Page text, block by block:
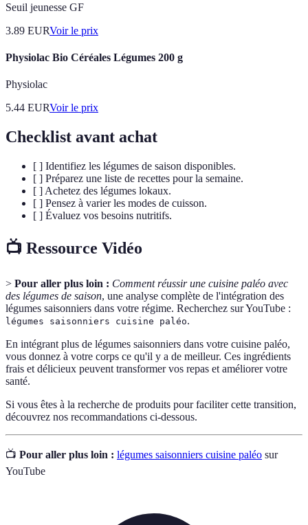
Seuil jeunesse GF
3.89 EURVoir le prix
Physiolac Bio Céréales Légumes 200 g
Physiolac
5.44 EURVoir le prix
Checklist avant achat
[ ] Identifiez les légumes de saison disponibles.
[ ] Préparez une liste de recettes pour la semaine.
[ ] Achetez des légumes lokaux.
[ ] Pensez à varier les modes de cuisson.
[ ] Évaluez vos besoins nutritifs.
📺 Ressource Vidéo
> Pour aller plus loin : Comment réussir une cuisine paléo avec
des légumes de saison, une analyse complète de l'intégration des
légumes saisonniers dans votre régime. Recherchez sur YouTube :
légumes saisonniers cuisine paléo.
En intégrant plus de légumes saisonniers dans votre cuisine paléo,
vous donnez à votre corps ce qu'il y a de meilleur. Ces ingrédients
frais et délicieux peuvent transformer vos repas et améliorer votre
santé.
Si vous êtes à la recherche de produits pour faciliter cette transition,
découvrez nos recommandations ci-dessous.
📺 Pour aller plus loin : légumes saisonniers cuisine paléo sur
YouTube